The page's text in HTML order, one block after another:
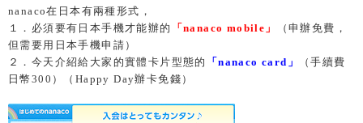
nanaco在日本有兩種形式，
１．必須要有日本手機才能辦的
「nanaco mobile」
（申辦免費，
但需要用日本手機申請）
２．今天介紹給大家的實體卡片型態的
「nanaco card」
（手續費
日幣300）（Happy Day辦卡免錢）